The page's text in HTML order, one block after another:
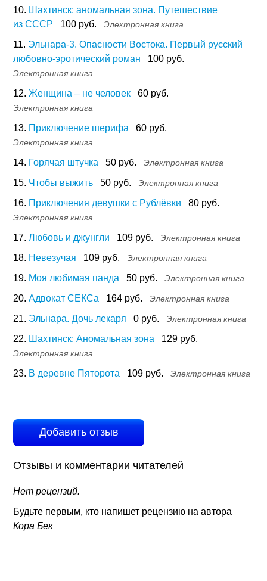
10. Шахтинск: аномальная зона. Путешествие
из СССР
100 руб. Электронная книга
11. Эльнара-3. Опасности Востока. Первый русский
любовно-эротический роман
100 руб.
Электронная книга
12. Женщина – не человек 60 руб.
Электронная книга
13. Приключение шерифа 60 руб.
Электронная книга
14. Горячая штучка 50 руб. Электронная книга
15. Чтобы выжить 50 руб. Электронная книга
16. Приключения девушки с Рублёвки 80 руб.
Электронная книга
17. Любовь и джунгли 109 руб. Электронная книга
18. Невезучая 109 руб. Электронная книга
19. Моя любимая панда 50 руб. Электронная книга
20. Адвокат СЕКСа 164 руб. Электронная книга
21. Эльнара. Дочь лекаря 0 руб. Электронная книга
22. Шахтинск: Аномальная зона 129 руб.
Электронная книга
23. В деревне Пяторота 109 руб. Электронная книга
Добавить отзыв
Отзывы и комментарии читателей
Нет рецензий.
Будьте первым, кто напишет рецензию на автора
Кора Бек